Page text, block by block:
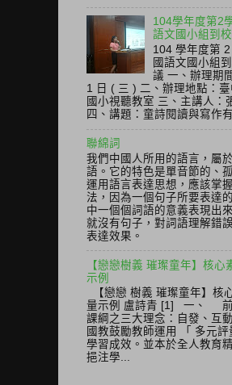
104學年度第2
語文國小組到
104 學年度第
國語文國小組
議 一、辦理期
1 日 ( 三 ) 二、辦理地點：
國小視聽教室 三、主講人：
四、講題：童詩閱讀與寫作
聯綿詞
我們中國人所用的語言，屬
語。它的特色是單音節的、
運用語言表達思想，應該掌
法，因為一個句子所要表達
中一個個詞語的意義表現出
就沒有句子，對詞語理解錯
表達效果。
【戀戀樹義 璀璨童年】核心
示例
【戀戀 樹義 璀璨童年】核
量示例 盧詩青 [1] 一、
課綱之三大理念：自發、互
國教鼓勵教師運用 「 多元
學習成效。並本於全人教育
挹注學...